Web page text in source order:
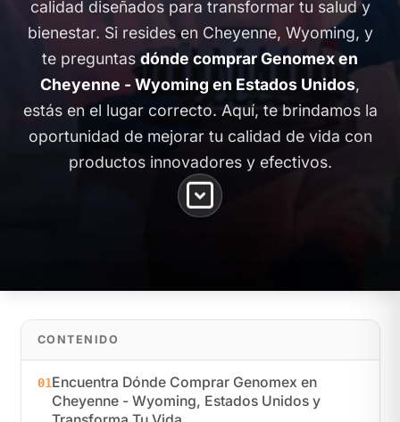
calidad diseñados para transformar tu salud y
bienestar. Si resides en Cheyenne, Wyoming, y
te preguntas dónde comprar Genomex en
Cheyenne - Wyoming en Estados Unidos,
estás en el lugar correcto. Aquí, te brindamos la
oportunidad de mejorar tu calidad de vida con
productos innovadores y efectivos.
CONTENIDO
01Encuentra Dónde Comprar Genomex en
Cheyenne - Wyoming, Estados Unidos y